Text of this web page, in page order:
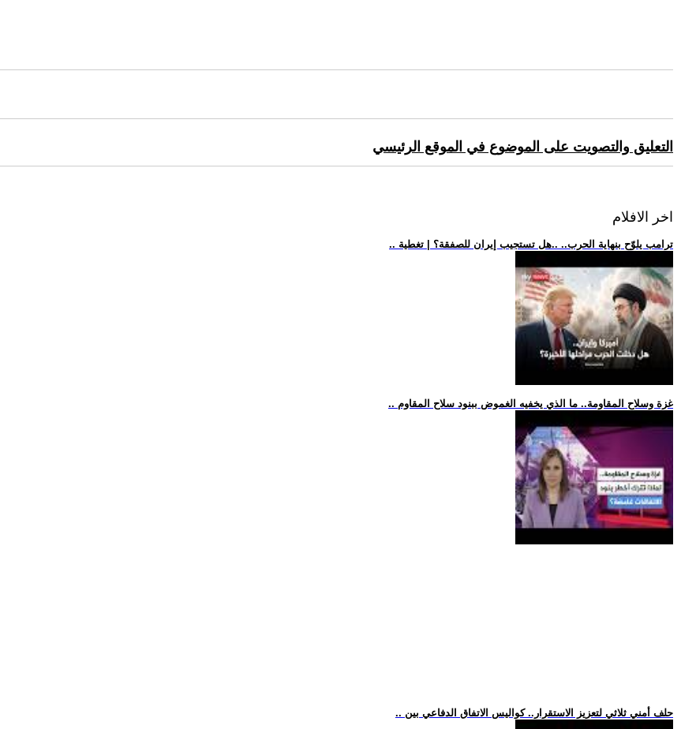
التعليق والتصويت على الموضوع في الموقع الرئيسي
اخر الافلام
.. ترامب يلوّح بنهاية الحرب.. ..هل تستجيب إيران للصفقة؟ | تغطية
.. غزة وسلاح المقاومة.. ما الذي يخفيه الغموض ببنود سلاح المقاوم
.. حلف أمني ثلاثي لتعزيز الاستقرار.. كواليس الاتفاق الدفاعي بين